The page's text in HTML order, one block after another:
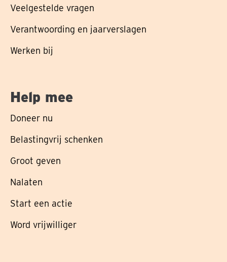
Veelgestelde vragen
Verantwoording en jaarverslagen
Werken bij
Help mee
Doneer nu
Belastingvrij schenken
Groot geven
Nalaten
Start een actie
Word vrijwilliger